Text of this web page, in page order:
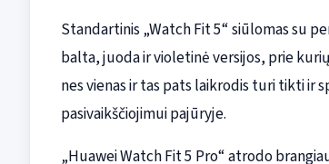
Standartinis „Watch Fit 5“ siūlomas su
balta, juoda ir violetinė versijos, prie
nes vienas ir tas pats laikrodis turi tikti ir
pasivaikščiojimui pajūryje.
„Huawei Watch Fit 5 Pro“ atrodo